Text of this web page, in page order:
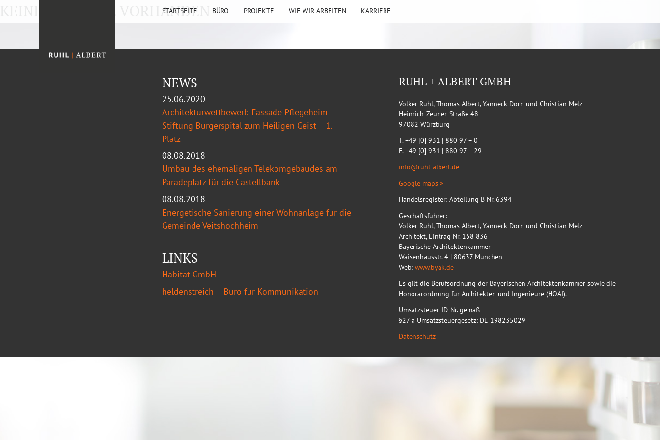
STARTSEITE BÜRO PROJEKTE WIE WIR ARBEITEN KARRIERE
KEINE EINTRÄGE VORHANDEN
NEWS
25.06.2020
Architekturwettbewerb Fassade Pflegeheim
Stiftung Bürgerspital zum Heiligen Geist – 1.
Platz
08.08.2018
Umbau des ehemaligen Telekomgebäudes am
Paradeplatz für die Castellbank
08.08.2018
Energetische Sanierung einer Wohnanlage für die
Gemeinde Veitshöchheim
LINKS
Habitat GmbH
heldenstreich – Büro für Kommunikation
RUHL + ALBERT GMBH
Volker Ruhl, Thomas Albert, Yanneck Dorn und Christian Melz
Heinrich-Zeuner-Straße 48
97082 Würzburg
T. +49 [0] 931 | 880 97 – 0
F. +49 [0] 931 | 880 97 – 29
info@ruhl-albert.de
Google maps »
Handelsregister: Abteilung B Nr. 6394
Geschäftsführer:
Volker Ruhl, Thomas Albert, Yanneck Dorn und Christian Melz
Architekt, Eintrag Nr. 158 836
Bayerische Architektenkammer
Waisenhausstr. 4 | 80637 München
Web: www.byak.de
Es gilt die Berufsordnung der Bayerischen Architektenkammer sowie die
Honorarordnung für Architekten und Ingenieure (HOAI).
Umsatzsteuer-ID-Nr. gemäß
§27 a Umsatzsteuergesetz: DE 198235029
Datenschutz